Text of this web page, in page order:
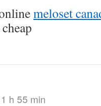
meloset
h 55 min